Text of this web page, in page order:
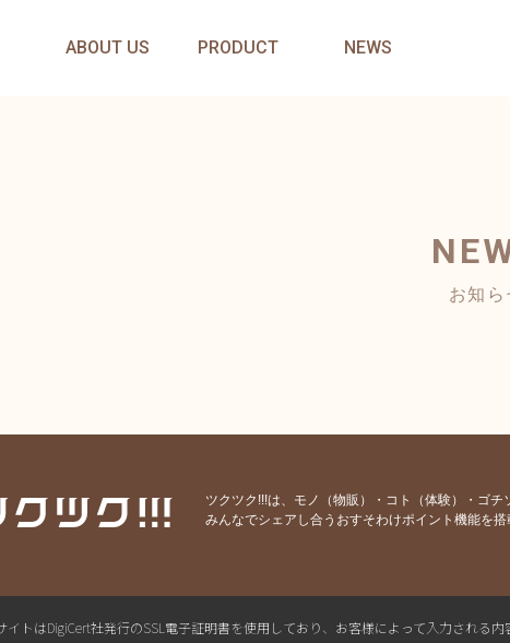
ABOUT US PRODUCT NEWS
お知ら
ツクツク!!!は、モノ（物販）・コト（体験）・ゴ
みんなでシェアし合うおすそわけポイント機能を搭
イトはDigiCert社発行のSSL電子証明書を使用しており、お客様によって入力される